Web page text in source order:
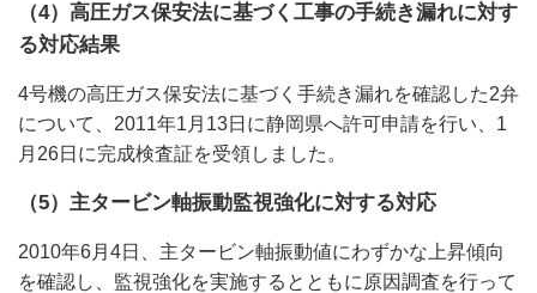
（4）高圧ガス保安法に基づく工事の手続き漏れに対す
る対応結果
4号機の高圧ガス保安法に基づく手続き漏れを確認した2弁
について、2011年1月13日に静岡県へ許可申請を行い、1
月26日に完成検査証を受領しました。
（5）主タービン軸振動監視強化に対する対応
2010年6月4日、主タービン軸振動値にわずかな上昇傾向
を確認し、監視強化を実施するとともに原因調査を行って